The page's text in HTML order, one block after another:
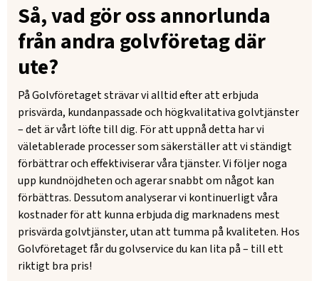
Så, vad gör oss annorlunda
från andra golvföretag där
ute?
På Golvföretaget strävar vi alltid efter att erbjuda
prisvärda, kundanpassade och högkvalitativa golvtjänster
– det är vårt löfte till dig. För att uppnå detta har vi
väletablerade processer som säkerställer att vi ständigt
förbättrar och effektiviserar våra tjänster. Vi följer noga
upp kundnöjdheten och agerar snabbt om något kan
förbättras. Dessutom analyserar vi kontinuerligt våra
kostnader för att kunna erbjuda dig marknadens mest
prisvärda golvtjänster, utan att tumma på kvaliteten. Hos
Golvföretaget får du golvservice du kan lita på – till ett
riktigt bra pris!